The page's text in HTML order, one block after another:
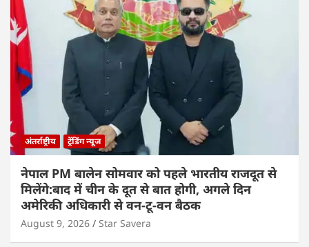
अंतर्राष्ट्रीय ट्रेंडिंग न्यूज
नेपाल PM बालेन सोमवार को पहले भारतीय राजदूत से
मिलेंगे:बाद में चीन के दूत से बात होगी, अगले दिन
अमेरिकी अधिकारी से वन-टू-वन बैठक
August 9, 2026 Star Savera